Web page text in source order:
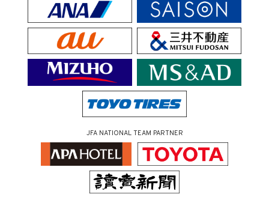
JFA NATIONAL TEAM PARTNER